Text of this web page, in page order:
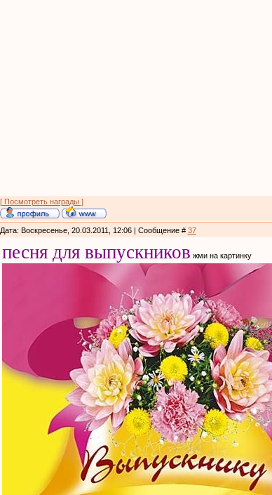
[ Посмотреть награды ]
Дата: Воскресенье, 20.03.2011, 12:06 | Сообщение # 37
песня для выпускников жми на картинку